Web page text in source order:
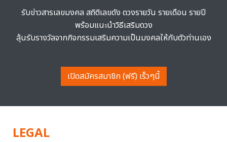
รับข่าวสารเลขมงคล สถิติเลขดัง ดวงรายวัน รายเดือน รายปี
พร้อมแนะนำวิธีเสริมดวง
ลุ้นรับรางวัลจากกิจกรรมเสริมความเป็นมงคลให้กับตัวท่านเอง
เปิดสมัครสมาชิก (ฟรี) เร็วๆนี้
LEGAL